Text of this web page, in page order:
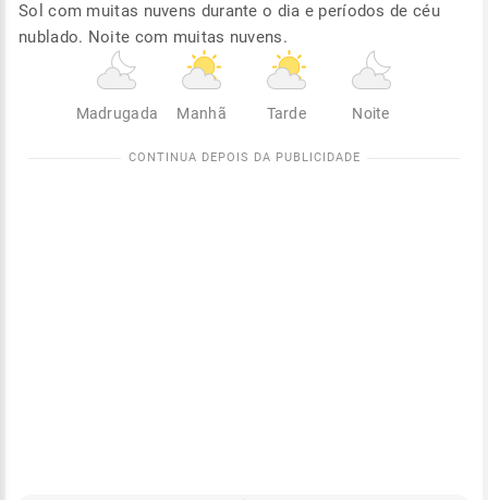
Sol com muitas nuvens durante o dia e períodos de céu
nublado. Noite com muitas nuvens.
Madrugada Manhã Tarde Noite